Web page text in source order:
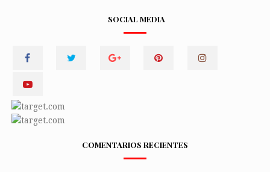
SOCIAL MEDIA
COMENTARIOS RECIENTES